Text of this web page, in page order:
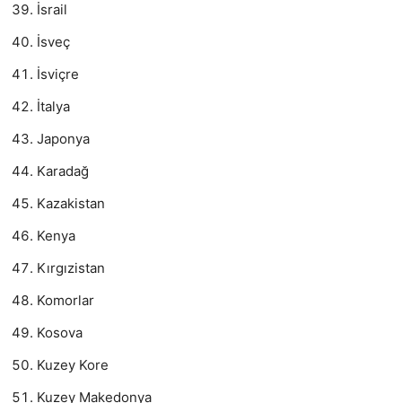
İsrail
İsveç
İsviçre
İtalya
Japonya
Karadağ
Kazakistan
Kenya
Kırgızistan
Komorlar
Kosova
Kuzey Kore
Kuzey Makedonya